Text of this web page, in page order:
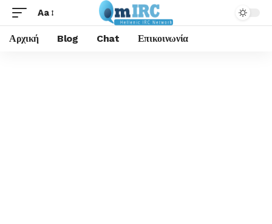
Aa
Αρχική Blog Chat Επικοινωνία